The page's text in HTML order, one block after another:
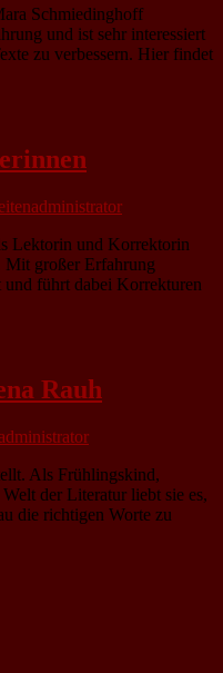
Schmiedinghoff
und ist sehr interessiert
zu verbessern. Hier findet
Lektorin und Korrektorin
Mit großer Erfahrung
und führt dabei Korrekturen
Rauh
Als Frühlingskind,
der Literatur liebt sie es,
die richtigen Worte zu